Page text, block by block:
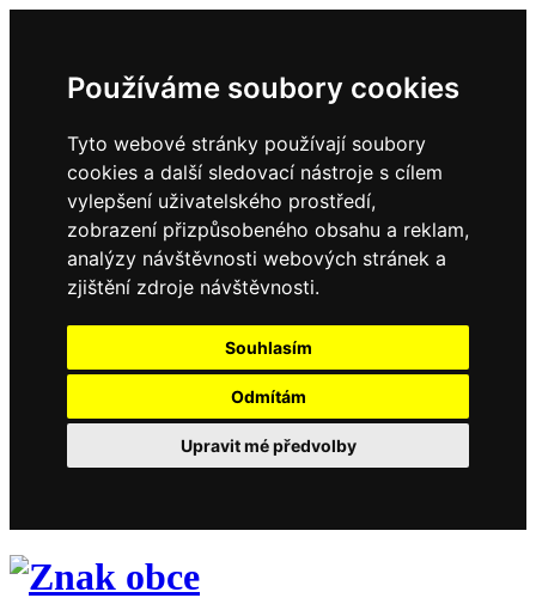
Používáme soubory cookies
Tyto webové stránky používají soubory
cookies a další sledovací nástroje s cílem
vylepšení uživatelského prostředí,
zobrazení přizpůsobeného obsahu a reklam,
analýzy návštěvnosti webových stránek a
zjištění zdroje návštěvnosti.
Souhlasím
Odmítám
Upravit mé předvolby